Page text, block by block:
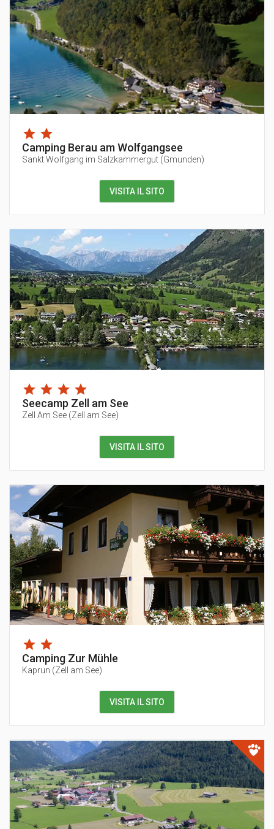
Camping Berau am Wolfgangsee
Sankt Wolfgang im Salzkammergut (Gmunden)
VISITA IL SITO
Seecamp Zell am See
Zell Am See (Zell am See)
VISITA IL SITO
Camping Zur Mühle
Kaprun (Zell am See)
VISITA IL SITO